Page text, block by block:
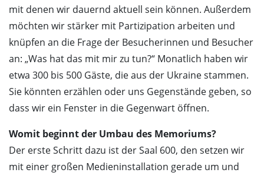
mit denen wir dauernd aktuell sein können. Außerdem
möchten wir stärker mit Partizipation arbeiten und
knüpfen an die Frage der Besucherinnen und Besucher
an: „Was hat das mit mir zu tun?“ Monatlich haben wir
etwa 300 bis 500 Gäste, die aus der Ukraine stammen.
Sie könnten erzählen oder uns Gegenstände geben, so
dass wir ein Fenster in die Gegenwart öffnen.
Womit beginnt der Umbau des Memoriums?
Der erste Schritt dazu ist der Saal 600, den setzen wir
mit einer großen Medieninstallation gerade um und